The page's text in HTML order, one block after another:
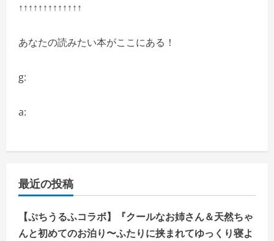
↑↑↑↑↑↑↑↑↑↑↑↑↑
あなたの読みたい本がここにある！
g:
a:
最近の投稿
【ぷちうるふコラボ】『クールなお姉さん＆天然ちゃ
んと初めてのお泊り〜ふたりに挟まれてゆっくり寝よ